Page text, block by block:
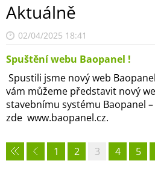
Aktuálně
02/04/2025 18:41
Spuštění webu Baopanel !
Spustili jsme nový web
vám můžeme představit nový
stavebnímu systému Baopanel
zde www.baopanel.cz.
1 2 3 4 5